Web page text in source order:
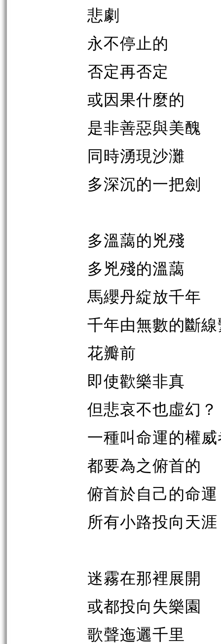
悲劇
永不停止的
否定再否定
或因果什麼的
是非善惡與美醜
同時湧現沙灘
多深沉的一把劍
多溫藹的兇殘
多兇殘的溫藹
馬纓丹綻放千年
千年由無數的斷
花瓣前
即使歡樂非真
但悲哀不也虛幻？
一種叫命運的權威
都要為之俯首的
俯首於自己的命運
所有小路投向天涯
迷霧在那裡展開
或都投向失樂園
歌聲迤邐千里